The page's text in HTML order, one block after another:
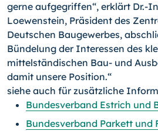
gerne aufgegriffen“, erklärt Dr.-
Loewenstein, Präsident des
Deutschen Baugewerbes,
Bündelung der Interessen des
mittelständischen Bau- und
damit unsere Position.“
siehe auch für zusätzliche
Bundesverband Estrich und
Bundesverband Parkett und